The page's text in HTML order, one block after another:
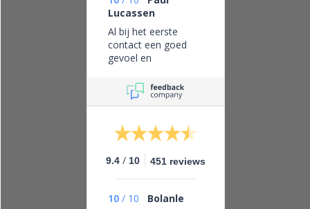
Lucassen
Al bij het eerste
contact een goed
gevoel en
bedrijf, eerlijk zaken
doen en leveren wat
je belooft.
9.4 / 10 451 reviews
10 / 10
Bolanle